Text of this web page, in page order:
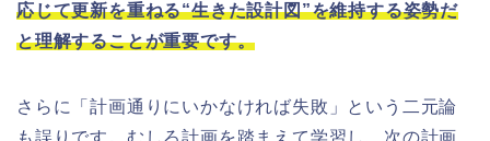
応じて更新を重ねる“生きた設計図”を維持する姿勢だ
と理解することが重要です。
さらに「計画通りにいかなければ失敗」という二元論